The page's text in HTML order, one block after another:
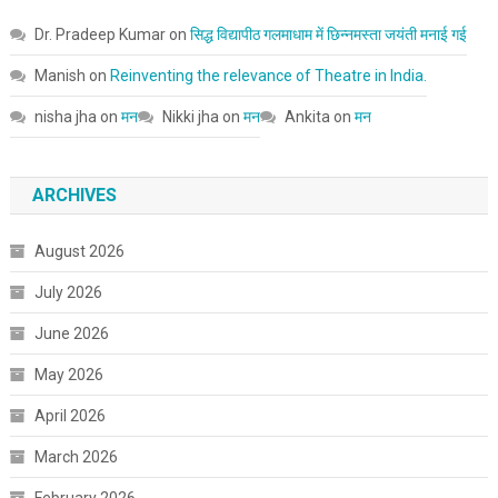
Dr. Pradeep Kumaron सिद्ध विद्यापीठ गलमाधाम में छिन्नमस्ता जयंती मनाई गई
Manish on Reinventing the relevance of Theatre in India.
nisha jhaon मन Nikki jhaon मन Ankitaon मन
ARCHIVES
August 2026
July 2026
June 2026
May 2026
April 2026
March 2026